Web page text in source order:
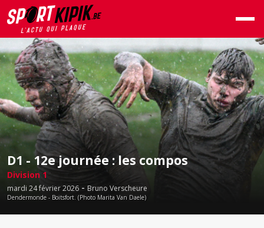
D1 - 12e journée : les compos
Division 1
mardi 24 février 2026 - Bruno Verscheure
Dendermonde - Boitsfort. (Photo Marita Van Daele)